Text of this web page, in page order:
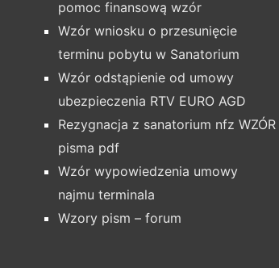
pomoc finansową wzór
Wzór wniosku o przesunięcie
terminu pobytu w Sanatorium
Wzór odstąpienie od umowy
ubezpieczenia RTV EURO AGD
Rezygnacja z sanatorium nfz WZÓR
pisma pdf
Wzór wypowiedzenia umowy
najmu terminala
Wzory pism – forum